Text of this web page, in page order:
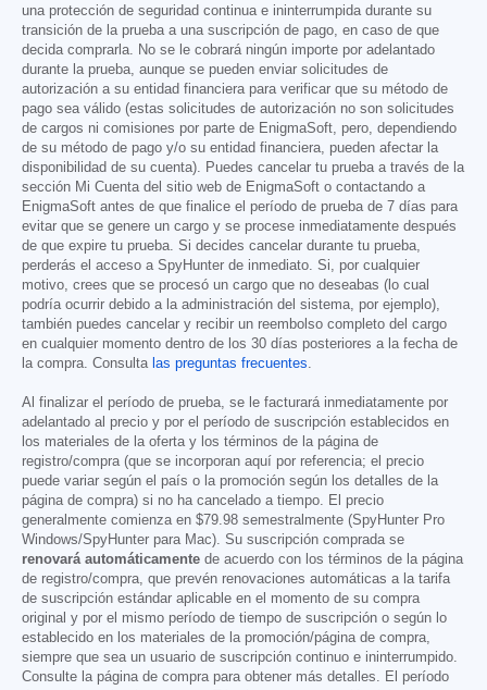
una protección de seguridad continua e ininterrumpida durante su
transición de la prueba a una suscripción de pago, en caso de que
decida comprarla. No se le cobrará ningún importe por adelantado
durante la prueba, aunque se pueden enviar solicitudes de
autorización a su entidad financiera para verificar que su método de
pago sea válido (estas solicitudes de autorización no son solicitudes
de cargos ni comisiones por parte de EnigmaSoft, pero, dependiendo
de su método de pago y/o su entidad financiera, pueden afectar la
disponibilidad de su cuenta). Puedes cancelar tu prueba a través de la
sección Mi Cuenta del sitio web de EnigmaSoft o contactando a
EnigmaSoft antes de que finalice el período de prueba de 7 días para
evitar que se genere un cargo y se procese inmediatamente después
de que expire tu prueba. Si decides cancelar durante tu prueba,
perderás el acceso a SpyHunter de inmediato. Si, por cualquier
motivo, crees que se procesó un cargo que no deseabas (lo cual
podría ocurrir debido a la administración del sistema, por ejemplo),
también puedes cancelar y recibir un reembolso completo del cargo
en cualquier momento dentro de los 30 días posteriores a la fecha de
la compra. Consulta las preguntas frecuentes.
Al finalizar el período de prueba, se le facturará inmediatamente por
adelantado al precio y por el período de suscripción establecidos en
los materiales de la oferta y los términos de la página de
registro/compra (que se incorporan aquí por referencia; el precio
puede variar según el país o la promoción según los detalles de la
página de compra) si no ha cancelado a tiempo. El precio
generalmente comienza en $79.98 semestralmente (SpyHunter Pro
Windows/SpyHunter para Mac). Su suscripción comprada se
renovará automáticamente de acuerdo con los términos de la página
de registro/compra, que prevén renovaciones automáticas a la tarifa
de suscripción estándar aplicable en el momento de su compra
original y por el mismo período de tiempo de suscripción o según lo
establecido en los materiales de la promoción/página de compra,
siempre que sea un usuario de suscripción continuo e ininterrumpido.
Consulte la página de compra para obtener más detalles. El período